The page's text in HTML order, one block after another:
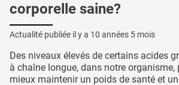
corporelle saine?
Actualité publiée il y a 10 années 5 mois
Des niveaux élevés de certains acides
à chaîne longue, dans notre organisme,
mieux maintenir un poids de santé et